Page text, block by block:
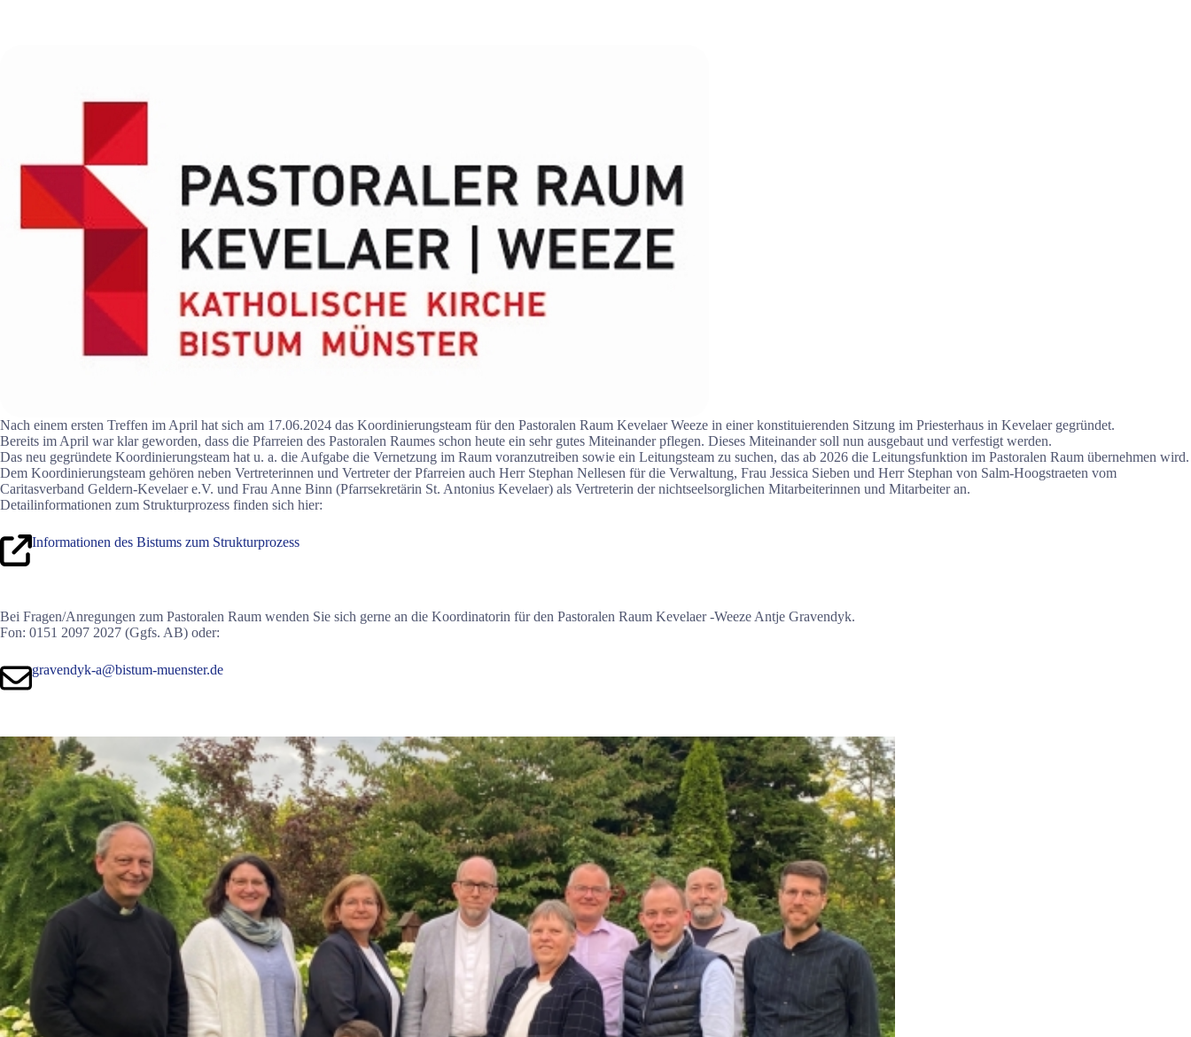
Nach einem ersten Treffen im April hat sich am 17.06.2024 das Koordinierungsteam für den Pastoralen Raum Kevelaer Weeze in einer konstituierenden Sitzung im Priesterhaus in Kevelaer gegründet.
Bereits im April war klar geworden, dass die Pfarreien des Pastoralen Raumes schon heute ein sehr gutes Miteinander pflegen. Dieses Miteinander soll nun ausgebaut und verfestigt werden.
Das neu gegründete Koordinierungsteam hat u. a. die Aufgabe die Vernetzung im Raum voranzutreiben sowie ein Leitungsteam zu suchen, das ab 2026 die Leitungsfunktion im Pastoralen Raum übernehmen wird.
Dem Koordinierungsteam gehören neben Vertreterinnen und Vertreter der Pfarreien auch Herr Stephan Nellesen für die Verwaltung, Frau Jessica Sieben und Herr Stephan von Salm-Hoogstraeten vom
Caritasverband Geldern-Kevelaer e.V. und Frau Anne Binn (Pfarrsekretärin St. Antonius Kevelaer) als Vertreterin der nichtseelsorglichen Mitarbeiterinnen und Mitarbeiter an.
Detailinformationen zum Strukturprozess finden sich hier:
Informationen des Bistums zum Strukturprozess
Bei Fragen/Anregungen zum Pastoralen Raum wenden Sie sich gerne an die Koordinatorin für den Pastoralen Raum Kevelaer -Weeze Antje Gravendyk.
Fon: 0151 2097 2027 (Ggfs. AB) oder:
gravendyk-a@bistum-muenster.de